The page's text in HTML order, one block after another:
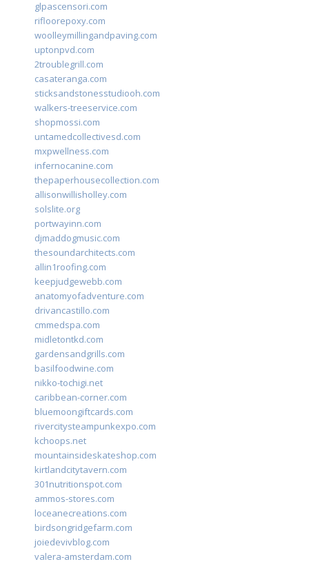
glpascensori.com
rifloorepoxy.com
woolleymillingandpaving.com
uptonpvd.com
2troublegrill.com
casateranga.com
sticksandstonesstudiooh.com
walkers-treeservice.com
shopmossi.com
untamedcollectivesd.com
mxpwellness.com
infernocanine.com
thepaperhousecollection.com
allisonwillisholley.com
solslite.org
portwayinn.com
djmaddogmusic.com
thesoundarchitects.com
allin1roofing.com
keepjudgewebb.com
anatomyofadventure.com
drivancastillo.com
cmmedspa.com
midletontkd.com
gardensandgrills.com
basilfoodwine.com
nikko-tochigi.net
caribbean-corner.com
bluemoongiftcards.com
rivercitysteampunkexpo.com
kchoops.net
mountainsideskateshop.com
kirtlandcitytavern.com
301nutritionspot.com
ammos-stores.com
loceanecreations.com
birdsongridgefarm.com
joiedevivblog.com
valera-amsterdam.com